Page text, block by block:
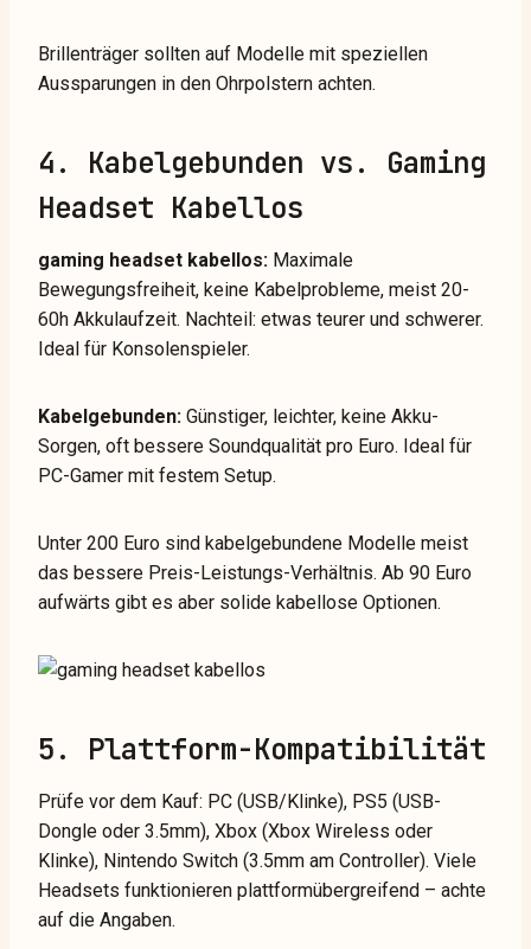
Brillenträger sollten auf Modelle mit speziellen
Aussparungen in den Ohrpolstern achten.
4. Kabelgebunden vs. Gaming
Headset Kabellos
gaming headset kabellos: Maximale
Bewegungsfreiheit, keine Kabelprobleme, meist 20-
60h Akkulaufzeit. Nachteil: etwas teurer und schwerer.
Ideal für Konsolenspieler.
Kabelgebunden: Günstiger, leichter, keine Akku-
Sorgen, oft bessere Soundqualität pro Euro. Ideal für
PC-Gamer mit festem Setup.
Unter 200 Euro sind kabelgebundene Modelle meist
das bessere Preis-Leistungs-Verhältnis. Ab 90 Euro
aufwärts gibt es aber solide kabellose Optionen.
5. Plattform-Kompatibilität
Prüfe vor dem Kauf: PC (USB/Klinke), PS5 (USB-
Dongle oder 3.5mm), Xbox (Xbox Wireless oder
Klinke), Nintendo Switch (3.5mm am Controller). Viele
Headsets funktionieren plattformübergreifend – achte
auf die Angaben.